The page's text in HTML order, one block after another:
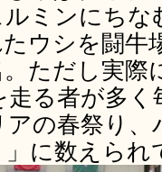
ミンにち
ウシを闘牛
ただし実
る者が多く
の春祭り
に数えられ